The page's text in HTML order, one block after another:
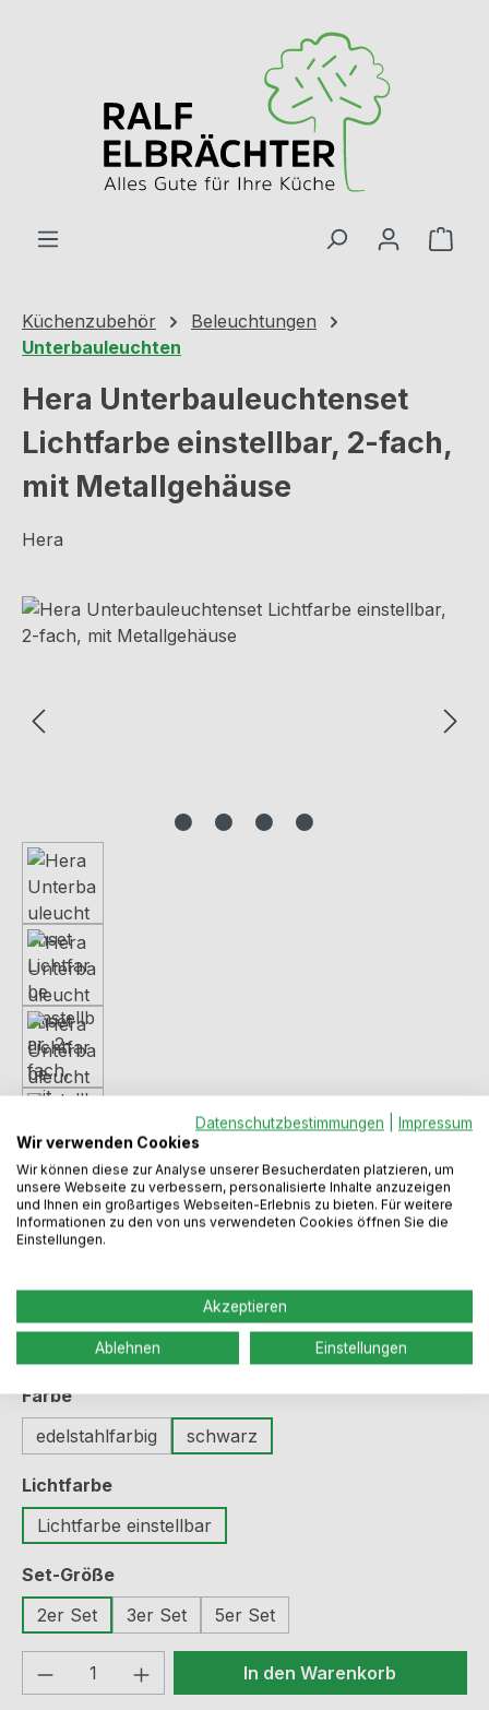
Küchenzubehör
Beleuchtungen
Unterbauleuchten
Hera Unterbauleuchtenset
Lichtfarbe einstellbar, 2-fach,
mit Metallgehäuse
Hera
Bildergalerie überspringen
Regulärer Preis:
65,49 €
Sofort verfügbar, Lieferzeit: 1-3 Werktage
Farbeauswählen
edelstahlfarbig
schwarz
Lichtfarbeauswählen
Lichtfarbe einstellbar
Set-Größeauswählen
2er Set
3er Set 5er Set
Produkt Anzahl: Gib denIn den Warenkorb
Datenschutzbestimmungen
Impressum
Wir verwenden Cookies
Wir können diese zur Analyse unserer Besucherdaten platzieren, um
unsere Webseite zu verbessern, personalisierte Inhalte anzuzeigen
und Ihnen ein großartiges Webseiten-Erlebnis zu bieten. Für weitere
Informationen zu den von uns verwendeten Cookies öffnen Sie die
Einstellungen.
Akzeptieren
Ablehnen Einstellungen